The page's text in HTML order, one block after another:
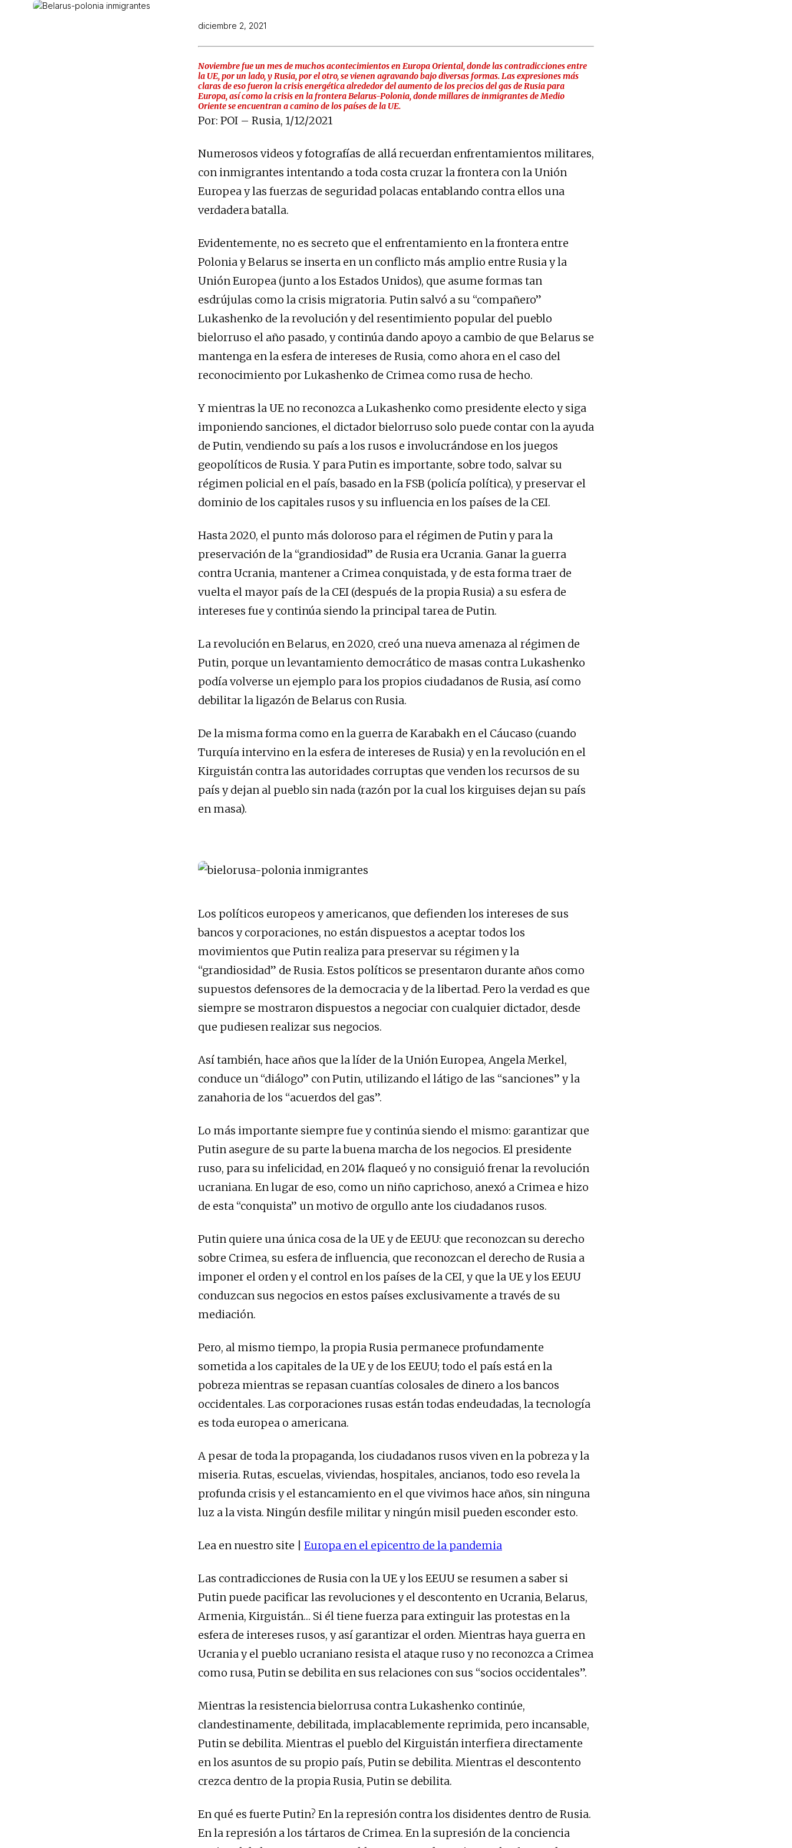
diciembre 2, 2021
Noviembre fue un mes de muchos acontecimientos en Europa Oriental, donde las contradicciones entre
la UE, por un lado, y Rusia, por el otro, se vienen agravando bajo diversas formas. Las expresiones más
claras de eso fueron la crisis energética alrededor del aumento de los precios del gas de Rusia para
Europa, así como la crisis en la frontera Belarus-Polonia, donde millares de inmigrantes de Medio
Oriente se encuentran a camino de los países de la UE.
Por: POI – Rusia, 1/12/2021
Numerosos videos y fotografías de allá recuerdan enfrentamientos militares,
con inmigrantes intentando a toda costa cruzar la frontera con la Unión
Europea y las fuerzas de seguridad polacas entablando contra ellos una
verdadera batalla.
Evidentemente, no es secreto que el enfrentamiento en la frontera entre
Polonia y Belarus se inserta en un conflicto más amplio entre Rusia y la
Unión Europea (junto a los Estados Unidos), que asume formas tan
esdrújulas como la crisis migratoria. Putin salvó a su “compañero”
Lukashenko de la revolución y del resentimiento popular del pueblo
bielorruso el año pasado, y continúa dando apoyo a cambio de que Belarus se
mantenga en la esfera de intereses de Rusia, como ahora en el caso del
reconocimiento por Lukashenko de Crimea como rusa de hecho.
Y mientras la UE no reconozca a Lukashenko como presidente electo y siga
imponiendo sanciones, el dictador bielorruso solo puede contar con la ayuda
de Putin, vendiendo su país a los rusos e involucrándose en los juegos
geopolíticos de Rusia. Y para Putin es importante, sobre todo, salvar su
régimen policial en el país, basado en la FSB (policía política), y preservar el
dominio de los capitales rusos y su influencia en los países de la CEI.
Hasta 2020, el punto más doloroso para el régimen de Putin y para la
preservación de la “grandiosidad” de Rusia era Ucrania. Ganar la guerra
contra Ucrania, mantener a Crimea conquistada, y de esta forma traer de
vuelta el mayor país de la CEI (después de la propia Rusia) a su esfera de
intereses fue y continúa siendo la principal tarea de Putin.
La revolución en Belarus, en 2020, creó una nueva amenaza al régimen de
Putin, porque un levantamiento democrático de masas contra Lukashenko
podía volverse un ejemplo para los propios ciudadanos de Rusia, así como
debilitar la ligazón de Belarus con Rusia.
De la misma forma como en la guerra de Karabakh en el Cáucaso (cuando
Turquía intervino en la esfera de intereses de Rusia) y en la revolución en el
Kirguistán contra las autoridades corruptas que venden los recursos de su
país y dejan al pueblo sin nada (razón por la cual los kirguises dejan su país
en masa).
Los políticos europeos y americanos, que defienden los intereses de sus
bancos y corporaciones, no están dispuestos a aceptar todos los
movimientos que Putin realiza para preservar su régimen y la
“grandiosidad” de Rusia. Estos políticos se presentaron durante años como
supuestos defensores de la democracia y de la libertad. Pero la verdad es que
siempre se mostraron dispuestos a negociar con cualquier dictador, desde
que pudiesen realizar sus negocios.
Así también, hace años que la líder de la Unión Europea, Angela Merkel,
conduce un “diálogo” con Putin, utilizando el látigo de las “sanciones” y la
zanahoria de los “acuerdos del gas”.
Lo más importante siempre fue y continúa siendo el mismo: garantizar que
Putin asegure de su parte la buena marcha de los negocios. El presidente
ruso, para su infelicidad, en 2014 flaqueó y no consiguió frenar la revolución
ucraniana. En lugar de eso, como un niño caprichoso, anexó a Crimea e hizo
de esta “conquista” un motivo de orgullo ante los ciudadanos rusos.
Putin quiere una única cosa de la UE y de EEUU: que reconozcan su derecho
sobre Crimea, su esfera de influencia, que reconozcan el derecho de Rusia a
imponer el orden y el control en los países de la CEI, y que la UE y los EEUU
conduzcan sus negocios en estos países exclusivamente a través de su
mediación.
Pero, al mismo tiempo, la propia Rusia permanece profundamente
sometida a los capitales de la UE y de los EEUU; todo el país está en la
pobreza mientras se repasan cuantías colosales de dinero a los bancos
occidentales. Las corporaciones rusas están todas endeudadas, la tecnología
es toda europea o americana.
A pesar de toda la propaganda, los ciudadanos rusos viven en la pobreza y la
miseria. Rutas, escuelas, viviendas, hospitales, ancianos, todo eso revela la
profunda crisis y el estancamiento en el que vivimos hace años, sin ninguna
luz a la vista. Ningún desfile militar y ningún misil pueden esconder esto.
Lea en nuestro site | Europa en el epicentro de la pandemia
Las contradicciones de Rusia con la UE y los EEUU se resumen a saber si
Putin puede pacificar las revoluciones y el descontento en Ucrania, Belarus,
Armenia, Kirguistán… Si él tiene fuerza para extinguir las protestas en la
esfera de intereses rusos, y así garantizar el orden. Mientras haya guerra en
Ucrania y el pueblo ucraniano resista el ataque ruso y no reconozca a Crimea
como rusa, Putin se debilita en sus relaciones con sus “socios occidentales”.
Mientras la resistencia bielorrusa contra Lukashenko continúe,
clandestinamente, debilitada, implacablemente reprimida, pero incansable,
Putin se debilita. Mientras el pueblo del Kirguistán interfiera directamente
en los asuntos de su propio país, Putin se debilita. Mientras el descontento
crezca dentro de la propia Rusia, Putin se debilita.
En qué es fuerte Putin? En la represión contra los disidentes dentro de Rusia.
En la represión a los tártaros de Crimea. En la supresión de la conciencia